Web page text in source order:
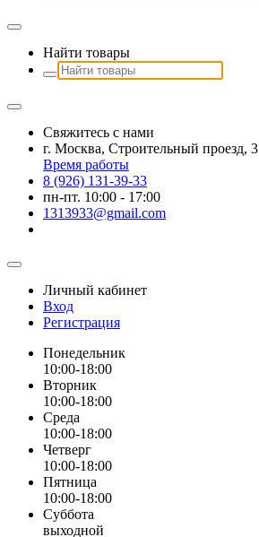
Найти товары
Свяжитесь с нами
г. Москва, Строительный проезд, 3
Время работы
8 (926) 131-39-33
пн-пт. 10:00 - 17:00
1313933@gmail.com
Личный кабинет
Вход
Регистрация
Понедельник
10:00-18:00
Вторник
10:00-18:00
Среда
10:00-18:00
Четверг
10:00-18:00
Пятница
10:00-18:00
Суббота
выходной